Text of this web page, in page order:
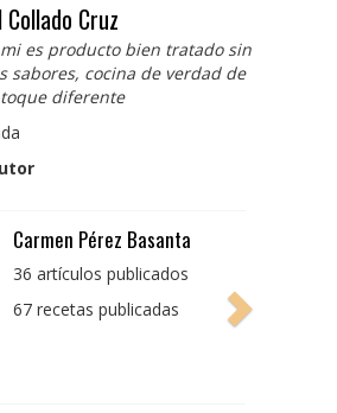
Cruz
es producto bien tratado sin
sabores, cocina de verdad de
diferente
Pedro Manuel Collado
Cruz
producto bien tratado